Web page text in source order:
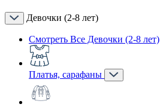
Девочки (2-8 лет)
Смотреть Все Девочки (2-8 лет)
Платья, сарафаны